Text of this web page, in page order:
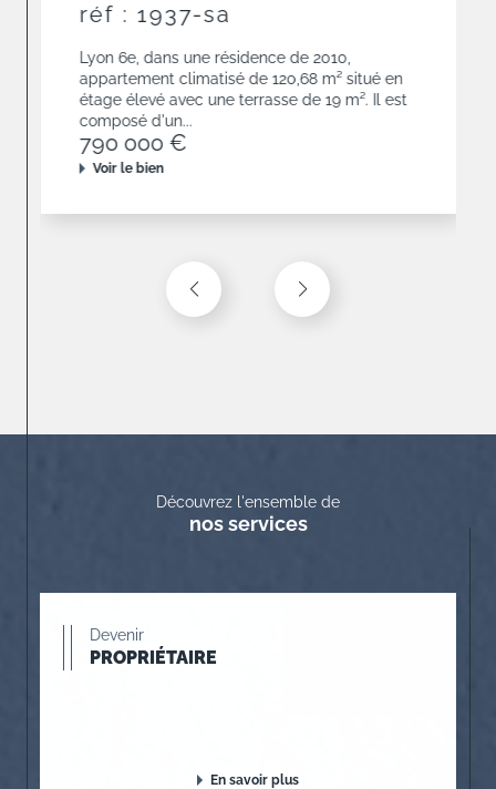
réf : 1937-sa
Lyon 6e, dans une résidence de 2010,
appartement climatisé de 120,68 m² situé en
étage élevé avec une terrasse de 19 m². Il est
composé d'un...
790 000 €
Voir le bien
Découvrez l'ensemble de
nos services
Devenir
PROPRIÉTAIRE
En savoir plus